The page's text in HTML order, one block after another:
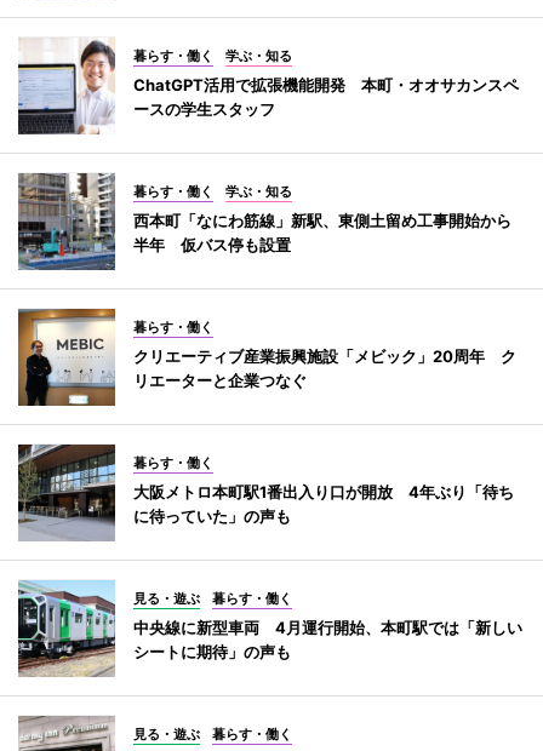
暮らす・働く 学ぶ・知る
ChatGPT活用で拡張機能開発 本町・オオサカンスペ
ースの学生スタッフ
暮らす・働く 学ぶ・知る
西本町「なにわ筋線」新駅、東側土留め工事開始から
半年 仮バス停も設置
暮らす・働く
クリエーティブ産業振興施設「メビック」20周年 ク
リエーターと企業つなぐ
暮らす・働く
大阪メトロ本町駅1番出入り口が開放 4年ぶり「待ち
に待っていた」の声も
見る・遊ぶ 暮らす・働く
中央線に新型車両 4月運行開始、本町駅では「新しい
シートに期待」の声も
見る・遊ぶ 暮らす・働く